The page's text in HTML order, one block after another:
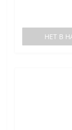
НЕТ В